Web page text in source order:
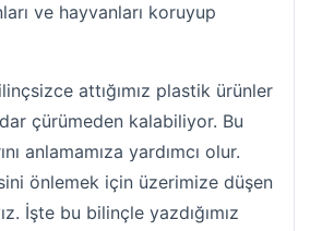
ve hayvanları koruyup
attığımız plastik ürünler
çürümeden kalabiliyor. Bu
anlamamıza yardımcı olur.
önlemek için üzerimize düşen
İşte bu bilinçle yazdığımız